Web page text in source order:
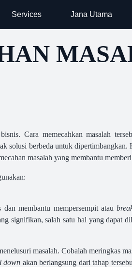
Services Jana Utama
Cara memecahkan masalah
solusi berbeda untuk
masalah yang membantu
membantu mempersempit atau
signifikan, salah satu hal yang dapat
masalah. Cobalah meringkas
down akan berlangsung dari tahap